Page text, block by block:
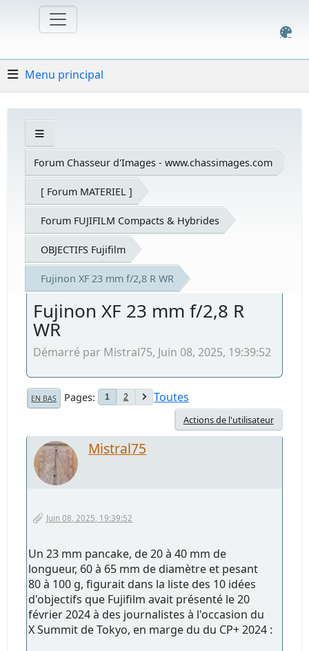
Menu principal
Forum Chasseur d'Images - www.chassimages.com
[ Forum MATERIEL ]
Forum FUJIFILM Compacts & Hybrides
OBJECTIFS Fujifilm
Fujinon XF 23 mm f/2,8 R WR
Fujinon XF 23 mm f/2,8 R
WR
Démarré par Mistral75, Juin 08, 2025, 19:39:52
EN BAS Pages 1 2 Toutes
Actions de l'utilisateur
Mistral75
Juin 08, 2025, 19:39:52
Un 23 mm pancake, de 20 à 40 mm de
longueur, 60 à 65 mm de diamètre et pesant
80 à 100 g, figurait dans la liste des 10 idées
d'objectifs que Fujifilm avait présenté le 20
février 2024 à des journalistes à l'occasion du
X Summit de Tokyo, en marge du du CP+ 2024 :